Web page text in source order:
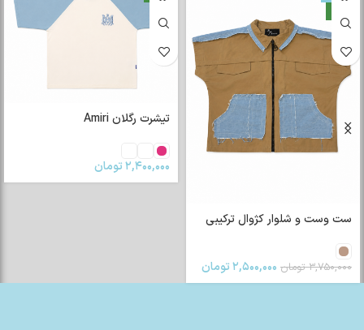
ست وست و شلوار کژوال ترکیبی
۳,۷۵۰,۰۰۰ تومان ۲,۵۰۰,۰۰۰تومان
تیشرت رگلان Amiri
۲,۴۰۰,۰۰۰تومان